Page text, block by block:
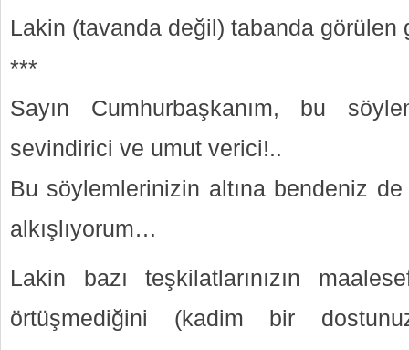
Lakin (tavanda değil) tabanda görülen
***
Sayın Cumhurbaşkanım, bu
sevindirici ve umut verici!..
Bu söylemlerinizin altına bendeniz
alkışlıyorum…
Lakin bazı teşkilatlarınızın
örtüşmediğini (kadim bir